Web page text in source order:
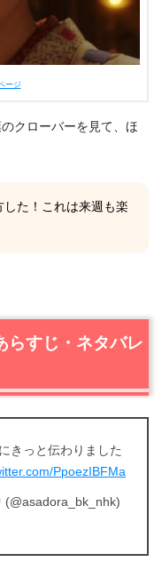
ージ
クローバーを見て、ほ
た！これは来週も楽
らすじ・ネタバレ
きっと伝わりました
PpoezIBFMa